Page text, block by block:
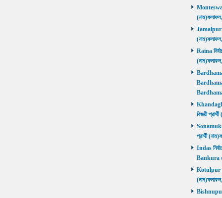
Monteswar
Jamalpur
Raina
বিজয়ী
Sonamukhi
প্রার্থী
Indas
Bankura
Kotulpur
Bishnupur